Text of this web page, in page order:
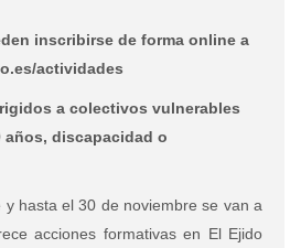
inscribirse de forma online a
actividades
a colectivos vulnerables
años, discapacidad o
y hasta el 30 de noviembre se van a
acciones formativas en El Ejido